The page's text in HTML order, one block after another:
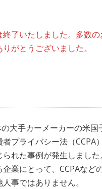
了いたしました。多数
がとうございました。
大手カーメーカーの米国
プライバシー法（CCPA
られた事例が発生しまし
業にとって、CCPAなど
事ではありません。